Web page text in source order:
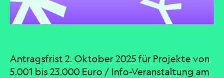
Antragsfrist 2. Oktober 2025 für Projekte von
5.001 bis 23.000 Euro / Info-Veranstaltung am